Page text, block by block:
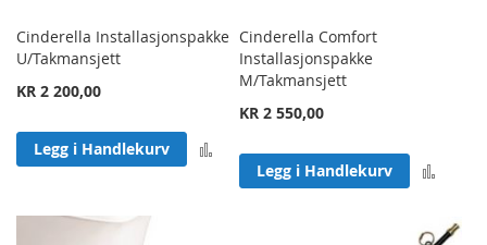
Cinderella Installasjonspakke
U/Takmansjett
KR 2 200,00
Legg i Handlekurv
Cinderella Comfort
Installasjonspakke
M/Takmansjett
KR 2 550,00
Legg i Handlekurv